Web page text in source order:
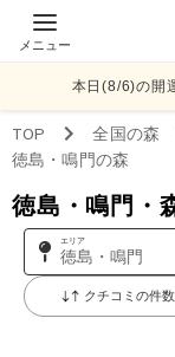
メニュー
本日(8/6)の開
TOP 全国の森
徳島・鳴門の森
徳島・鳴門・
エリア
徳島・鳴門
クチコミの件